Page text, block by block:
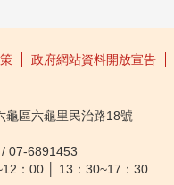
政府網站資料開放宣告
龜區六龜里民治路18號
07-6891453
：00 │ 13：30~17：30